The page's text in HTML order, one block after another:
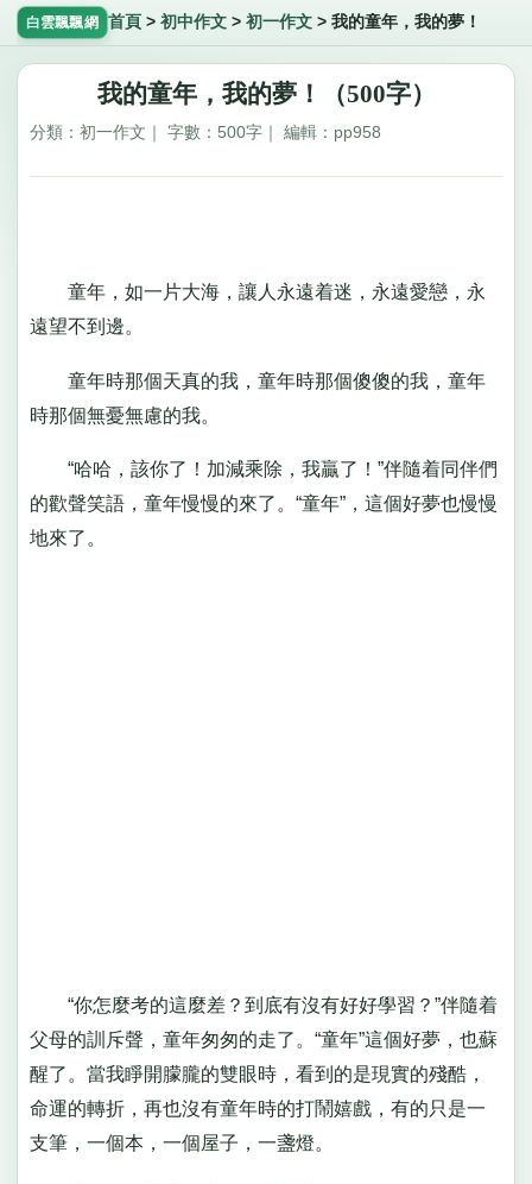
白雲飄飄網 首頁 > 初中作文> 初一作文> 我的童年，我的夢！
我的童年，我的夢！（500字）
分類：初一作文｜ 字數：500字｜ 編輯：pp958
童年，如一片大海，讓人永遠着迷，永遠愛戀，永
遠望不到邊。
童年時那個天真的我，童年時那個傻傻的我，童年
時那個無憂無慮的我。
“哈哈，該你了！加減乘除，我贏了！”伴隨着同伴們
的歡聲笑語，童年慢慢的來了。“童年”，這個好夢也慢慢
地來了。
“你怎麼考的這麼差？到底有沒有好好學習？”伴隨着
父母的訓斥聲，童年匆匆的走了。“童年”這個好夢，也蘇
醒了。當我睜開朦朧的雙眼時，看到的是現實的殘酷，
命運的轉折，再也沒有童年時的打鬧嬉戲，有的只是一
支筆，一個本，一個屋子，一盞燈。